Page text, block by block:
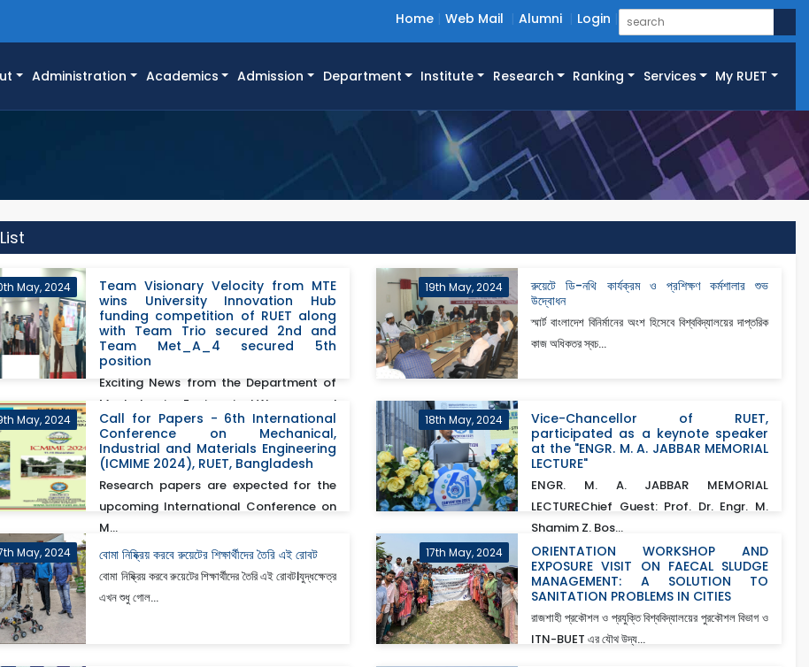
Home Web Mail Alumni Login
Administration Academics Admission Department Institute Research Ranking Services My RUET
May, 2024
Team Visionary Velocity from MTE
wins University Innovation Hub
funding competition of RUET along
with Team Trio secured 2nd and
Team Met_A_4 secured 5th
position
Exciting News from the Department of
Mechatronics Engineering! We are proud
to s...
19th May, 2024
রুয়েটে ডি-নথি কার্যক্রম ও প্রশিক্ষণ কর্মশালার শুভ
উদ্বোধন
স্মার্ট বাংলাদেশ বিনির্মানের অংশ হিসেবে বিশ্ববিদ্যালয়ের দাপ্তরিক
কাজ অধিকতর স্বচ...
May, 2024
Call for Papers - 6th International
Conference on Mechanical,
Industrial and Materials Engineering
(ICMIME 2024), RUET, Bangladesh
Research papers are expected for the
upcoming International Conference on
M...
18th May, 2024
Vice-Chancellor of RUET,
participated as a keynote speaker
at the "ENGR. M. A. JABBAR MEMORIAL
LECTURE"
ENGR. M. A. JABBAR MEMORIAL
LECTUREChief Guest: Prof. Dr. Engr. M.
Shamim Z. Bos...
May, 2024 বোমা নিষ্ক্রিয় করবে রুয়েটের শিক্ষার্থীদের তৈরি এই রোবট
বোমা নিষ্ক্রিয় করবে রুয়েটের শিক্ষার্থীদের তৈরি এই রোবট।যুদ্ধক্ষেত্র
এখন শুধু গোল...
17th May, 2024
ORIENTATION WORKSHOP AND
EXPOSURE VISIT ON FAECAL SLUDGE
MANAGEMENT: A SOLUTION TO
SANITATION PROBLEMS IN CITIES
রাজশাহী প্রকৌশল ও প্রযুক্তি বিশ্ববিদ্যালয়ের পুরকৌশল বিভাগ ও
ITN-BUET এর যৌথ উদ্য...